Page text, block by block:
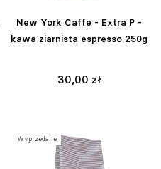
New York Caffe - Extra P -
kawa ziarnista espresso 250g
30,00 zł
Wyprzedane